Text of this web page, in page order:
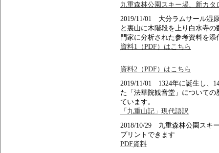
九重森林公園スキー場、新カタ
2019/11/01 大分ラムサール湿
と裏山に木階段を上り白水寺
門家に分析された参考資料を添
資料1（PDF）はこちら
資料2（PDF）はこちら
2019/11/01 1324年に誕生し、
た「法華院観音堂」について
ています。
「九重山記」現代語訳
2018/10/29 九重森林公園スキ
プリントできます
PDF資料